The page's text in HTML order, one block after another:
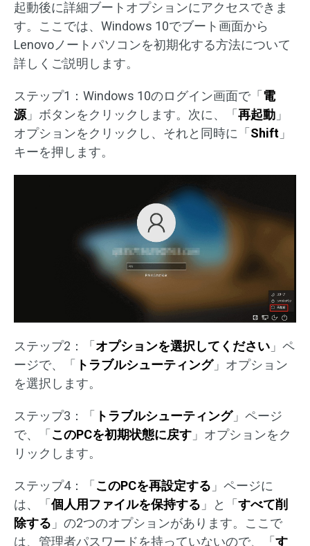
起動後に詳細ブートオプションにアクセスできま
す。ここでは、Windows 10でブート画面から
Lenovoノートパソコンを初期化する方法について
詳しくご説明します。
ステップ1：Windows 10のログイン画面で「電
源 」ボタンをクリックします。次に、「再起動 」
オプションをクリックし、それと同時に「Shift 」
キーを押します。
ステップ2：「 オプションを選択してください 」ペ
ージで、「 トラブルシューティング」オプション
を選択します。
ステップ3：「 トラブルシューティング」ページ
で、「 このPCを初期状態に戻す 」オプションをク
リックします。
ステップ4：「 このPCを再設定する 」ページに
は、「 個人用ファイルを保持する 」と「 すべて削
除する 」の2つのオプションがあります。ここで
は、管理者パスワードを持っていないので、「 す